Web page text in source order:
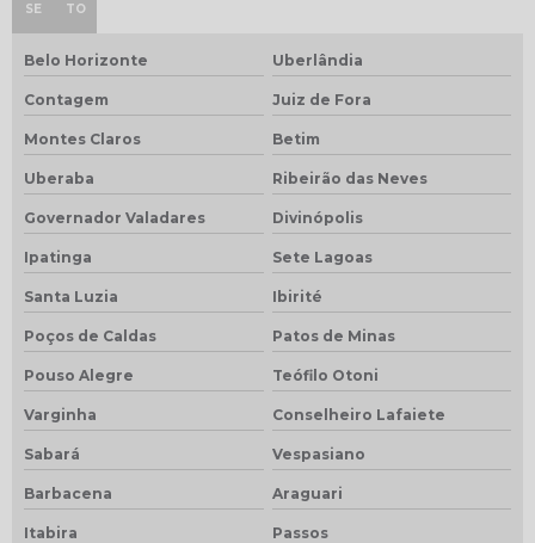
SE TO
Belo Horizonte Uberlândia
Contagem Juiz de Fora
Montes Claros Betim
Uberaba Ribeirão das Neves
Governador Valadares Divinópolis
Ipatinga Sete Lagoas
Santa Luzia Ibirité
Poços de Caldas Patos de Minas
Pouso Alegre Teófilo Otoni
Varginha Conselheiro Lafaiete
Sabará Vespasiano
Barbacena Araguari
Itabira Passos